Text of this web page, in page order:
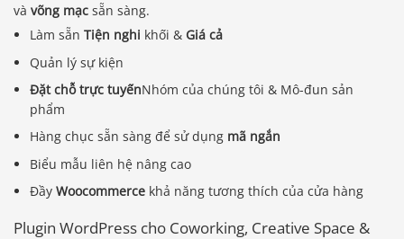
và võng mạc sẵn sàng.
Làm sẵnTiện nghi khối & Giá cả
Quản lý sự kiện
Đặt chỗ trực tuyếnNhóm của chúng tôi & Mô-đun sản
phẩm
Hàng chục sẵn sàng để sử dụng mã ngắn
Biểu mẫu liên hệ nâng cao
ĐầyWoocommerce khả năng tương thích của cửa hàng
Plugin WordPress cho Coworking, Creative Space &